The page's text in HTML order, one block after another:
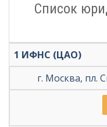
Список
1 ИФНС (ЦАО)
г. Москва, пл.